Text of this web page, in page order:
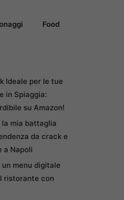
Food
Ideale per le tue
in Spiaggia:
su Amazon!
la mia battaglia
da crack e
a Napoli
menu digitale
ristorante con